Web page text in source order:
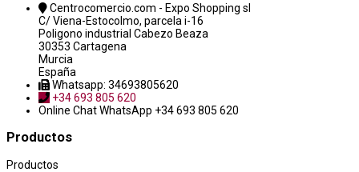
Centrocomercio.com - Expo Shopping sl
C/ Viena-Estocolmo, parcela i-16
Poligono industrial Cabezo Beaza
30353 Cartagena
Murcia
España
Whatsapp: 34693805620
+34 693 805 620
Online ChatWhatsApp +34 693 805 620
Productos
Productos